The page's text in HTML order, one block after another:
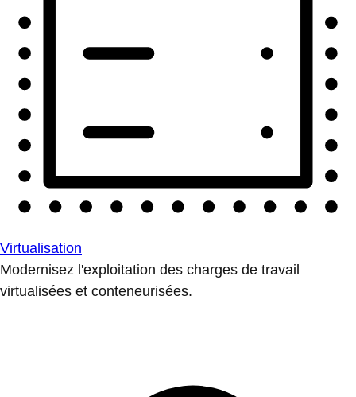
Virtualisation
Modernisez l'exploitation des charges de travail
virtualisées et conteneurisées.